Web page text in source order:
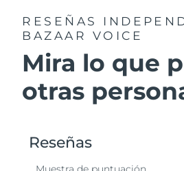
RESEÑAS
BAZAAR VOICE
Mira lo que
otras